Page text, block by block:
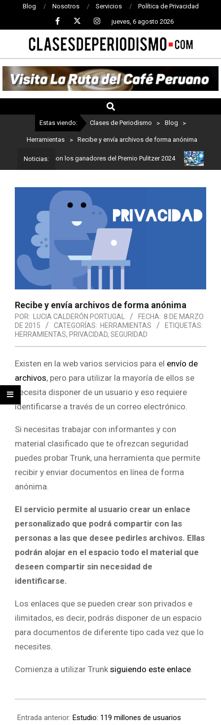
Blog Nosotros Servicios Política de Privacidad
jueves, 6 agosto 2026
CLASES
DE
PERIODISMO
Estas viendo: Clases de Periodismo > Blog >
Herramientas > Recibe y envía archivos de forma anónima
Noticias:
Estos son los ganadores del Premio Pulitzer 2024
Recibe y envía archivos de forma anónima
POR: LUCIA CALDERÓN PORTUGAL FECHA: 8 DE MARZO
DE 2015
CATEGORÍAS: HERRAMIENTAS
ETIQUETAS:
HERRAMIENTAS, PRIVACIDAD, SEGURIDAD
Existen en la web varios servicios para el envío de
archivos, pero para utilizar la mayoría de ellos se
necesita disponer de un usuario y eso requiere
identificarse a través de un correo electrónico.
Si necesitas trabajar con informantes y con
material clasificado que te ofrezcan seguridad
puedes probar Trunk, una herramienta que permite
recibir y enviar documentos en línea de forma
anónima.
El servicio permite al usuario crear un enlace
personalizado que podrá compartir con las
personas a las que desee pedirles archivos. Ellas
podrán alojar en el espacio todo el material que
deseen compartir sin necesidad de
identificarse.
Los enlaces que se pueden crear son privados e
ilimitados, es decir, podrás disponer de un espacio
para documentos de diferente tipo cada vez que lo
necesites.
Comienza a utilizar Trunk siguiendo este enlace
Entrada anterior: Estudio: 119 millones de usuarios